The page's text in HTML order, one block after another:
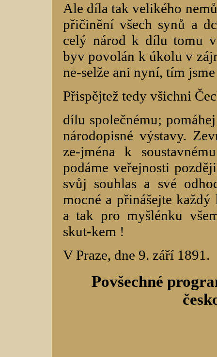
Ale díla tak velikého
přičinění všech synů a
celý národ k dílu tomu
byv povolán k úkolu v
ne-selže ani nyní, tím
Přispějtež tedy všichni
dílu společnému;
národopisné výstavy.
ze-jména k
podáme veřejnosti
svůj souhlas a své
mocné a přinášejte
a tak pro myšlénku
skut-kem !
V Praze, dne 9. září 1891.
Povšechné